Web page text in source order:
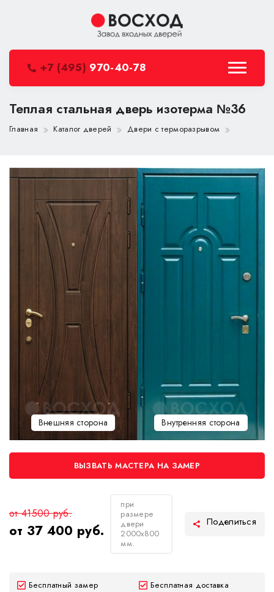
+7 (495) 970-40-78
Теплая стальная дверь изотерма №36
Главная Каталог дверей Двери с терморазрывом
Внешняя сторона Внутренняя сторона
ВЫЗВАТЬ МАСТЕРА НА ЗАМЕР
от 41500 руб.
от 37 400 руб.
при
размере
двери
2000х800
мм.
Бесплатный замер
Бесплатная доставка